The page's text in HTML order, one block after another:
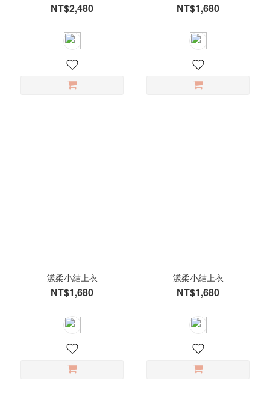
NT$2,480 NT$1,680
漾柔小結上衣
NT$1,680
漾柔小結上衣
NT$1,680